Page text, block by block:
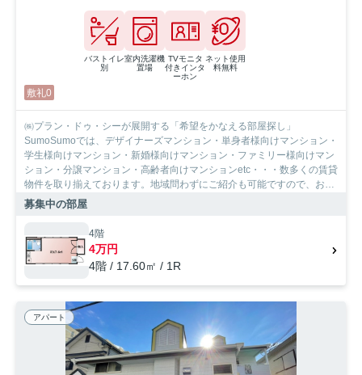
バストイレ
別
室内洗濯機
置場
TVモニタ
付きインタ
ーホン
ネット使用
料無料
敷礼0
㈱プラン・ドゥ・シーが展開する「希望をかなえる部屋探し」
SumoSumoでは、デザイナーズマンション・単身者様向けマンション・
学生様向けマンション・新婚様向けマンション・ファミリー様向けマン
ション・分譲マンション・高齢者向けマンションetc・・・数多くの賃貸
物件を取り揃えております。地域問わずにご紹介も可能ですので、お気
軽にご相談下さいませ。
募集中の部屋
4階
4万円
4階 / 17.60㎡ / 1R
アパート